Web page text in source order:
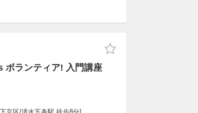
ボランティア! 入門講座